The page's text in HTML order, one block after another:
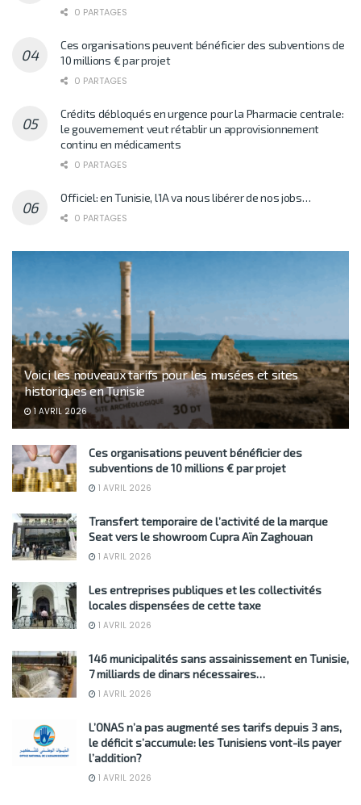
0 PARTAGES
Ces organisations peuvent bénéficier des subventions de
10 millions € par projet
0 PARTAGES
Crédits débloqués en urgence pour la Pharmacie centrale:
le gouvernement veut rétablir un approvisionnement
continu en médicaments
0 PARTAGES
Officiel: en Tunisie, l’IA va nous libérer de nos jobs…
0 PARTAGES
Voici les nouveaux tarifs pour les musées et sites
historiques en Tunisie
1 AVRIL 2026
Ces organisations peuvent bénéficier des
subventions de 10 millions € par projet
1 AVRIL 2026
Transfert temporaire de l’activité de la marque
Seat vers le showroom Cupra Aïn Zaghouan
1 AVRIL 2026
Les entreprises publiques et les collectivités
locales dispensées de cette taxe
1 AVRIL 2026
146 municipalités sans assainissement en Tunisie,
7 milliards de dinars nécessaires…
1 AVRIL 2026
L’ONAS n’a pas augmenté ses tarifs depuis 3 ans,
le déficit s’accumule: les Tunisiens vont-ils payer
l’addition?
1 AVRIL 2026